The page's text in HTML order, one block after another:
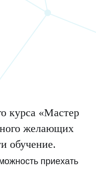
курса «Мастер
желающих
обучение.
приехать